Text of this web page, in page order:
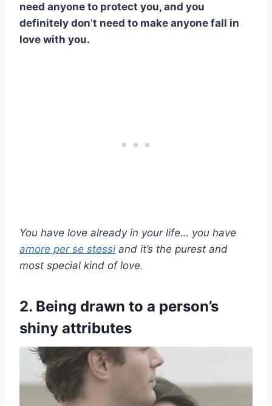
need anyone to protect you, and you
definitely don’t need to make anyone fall in
love with you.
You have love already in your life… you have
amore per se stessi and it’s the purest and
most special kind of love.
2. Being drawn to a person’s
shiny attributes